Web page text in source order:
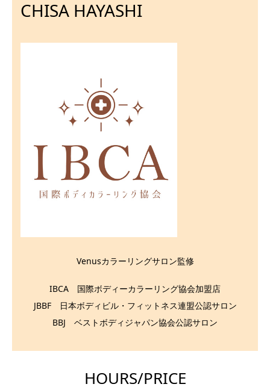
CHISA HAYASHI
Venusカラーリングサロン監修
IBCA 国際ボディーカラーリング協会加盟店
JBBF 日本ボディビル・フィットネス連盟公認サロン
BBJ ベストボディジャパン協会公認サロン
HOURS/PRICE